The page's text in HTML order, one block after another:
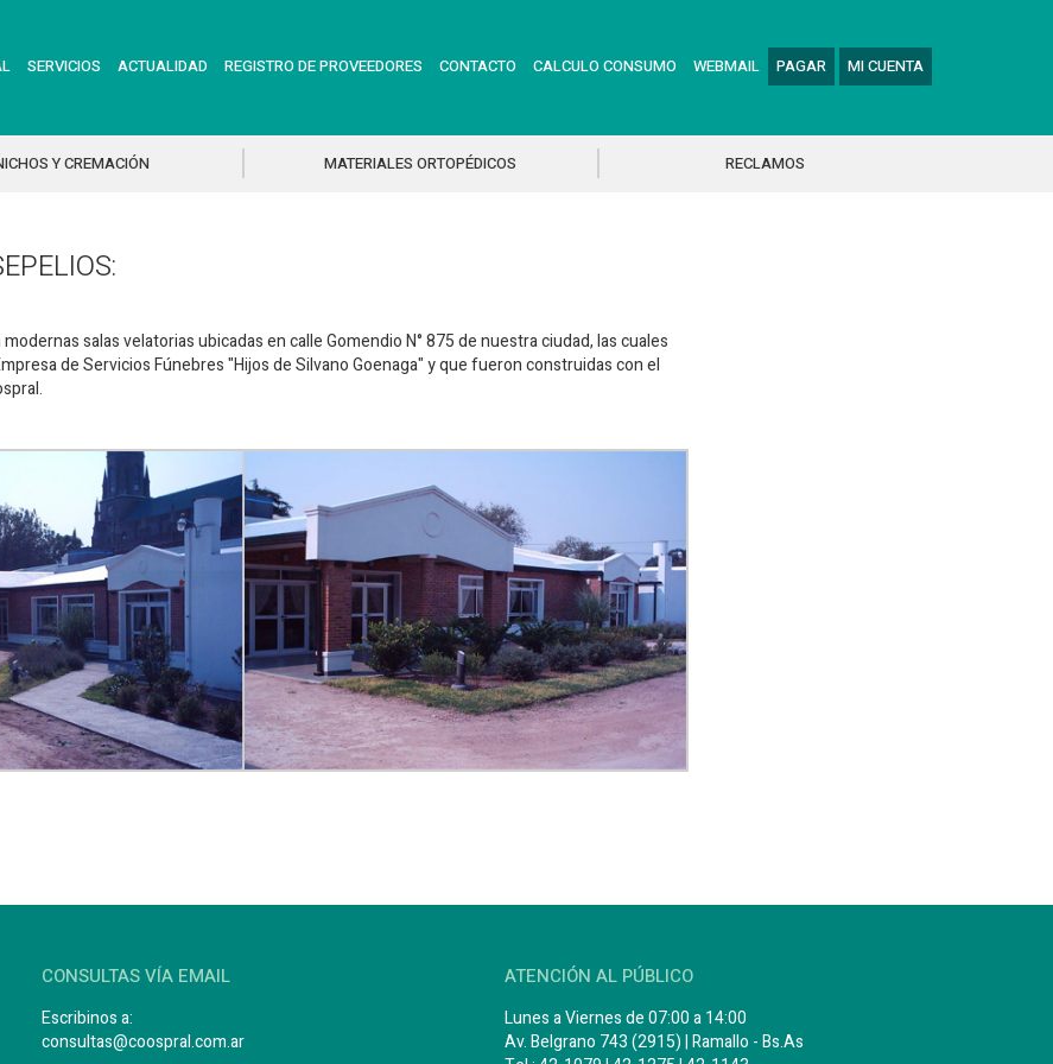
SERVICIOS ACTUALIDAD REGISTRO DE PROVEEDORES CONTACTO CALCULO CONSUMO WEBMAIL PAGAR MI CUENTA
Y CREMACIÓN MATERIALES ORTOPÉDICOS RECLAMOS
salas velatorias ubicadas en calle Gomendio N° 875 de nuestra ciudad, las cuales
de Servicios Fúnebres "Hijos de Silvano Goenaga" y que fueron construidas con el
CONSULTAS VÍA EMAIL
Escribinos a:
consultas@coospral.com.ar
ATENCIÓN AL PÚBLICO
Lunes a Viernes de 07:00 a 14:00
Av. Belgrano 743 (2915) | Ramallo - Bs.As